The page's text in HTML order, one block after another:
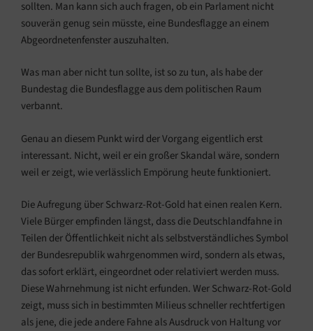
sollten. Man kann sich auch fragen, ob ein Parlament nicht
souverän genug sein müsste, eine Bundesflagge an einem
Abgeordnetenfenster auszuhalten.
Was man aber nicht tun sollte, ist so zu tun, als habe der
Bundestag die Bundesflagge aus dem politischen Raum
verbannt.
Genau an diesem Punkt wird der Vorgang eigentlich erst
interessant. Nicht, weil er ein großer Skandal wäre, sondern
weil er zeigt, wie verlässlich Empörung heute funktioniert.
Die Aufregung über Schwarz-Rot-Gold hat einen realen Kern.
Viele Bürger empfinden längst, dass die Deutschlandfahne in
Teilen der Öffentlichkeit nicht als selbstverständliches Symbol
der Bundesrepublik wahrgenommen wird, sondern als etwas,
das sofort erklärt, eingeordnet oder relativiert werden muss.
Diese Wahrnehmung ist nicht erfunden. Wer Schwarz-Rot-Gold
zeigt, muss sich in bestimmten Milieus schneller rechtfertigen
als jene, die jede andere Fahne als Ausdruck von Haltung vor